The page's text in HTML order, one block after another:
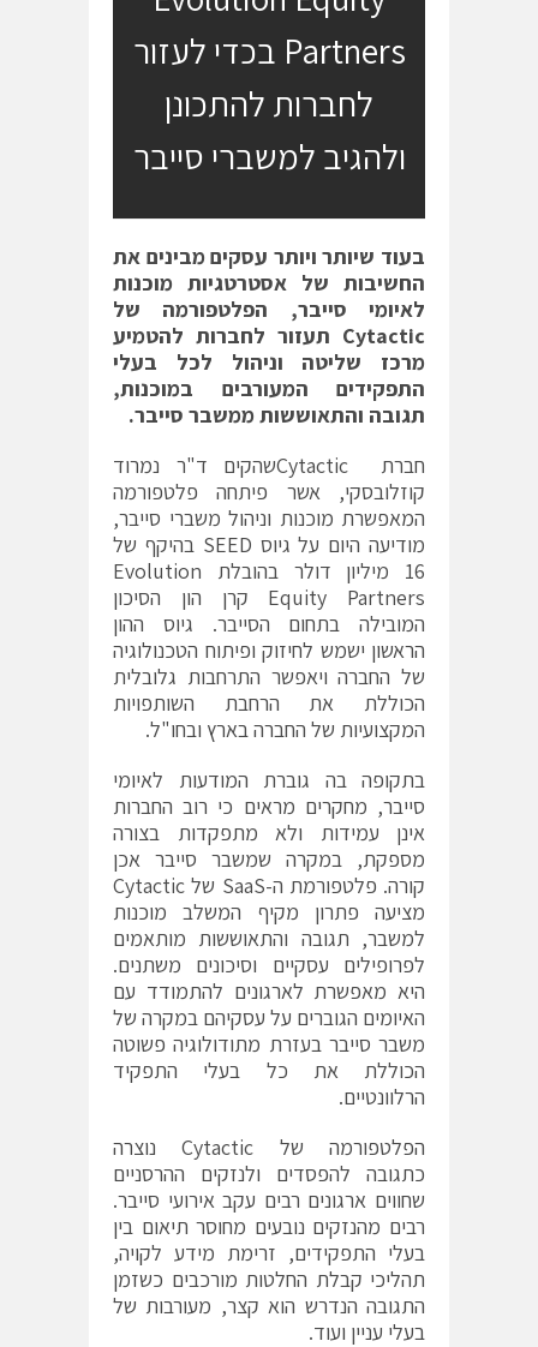
Partners בכדי לעזור
לחברות להתכונן
ולהגיב למשברי סייבר
בעוד שיותר ויותר עסקים מבינים את
החשיבות של אסטרטגיות מוכנות
לאיומי סייבר, הפלטפורמה של
Cytactic תעזור לחברות להטמיע
מרכז שליטה וניהול לכל בעלי
התפקידים המעורבים במוכנות,
תגובה והתאוששות ממשבר סייבר.
חברת Cytacticשהקים ד"ר נמרוד
קוזלובסקי, אשר פיתחה פלטפורמה
המאפשרת מוכנות וניהול משברי סייבר,
מודיעה היום על גיוס SEED בהיקף של
16 מיליון דולר בהובלת Evolution
Equity Partners קרן הון הסיכון
המובילה בתחום הסייבר. גיוס ההון
הראשון ישמש לחיזוק ופיתוח הטכנולוגיה
של החברה ויאפשר התרחבות גלובלית
הכוללת את הרחבת השותפויות
המקצועיות של החברה בארץ ובחו"ל.
בתקופה בה גוברת המודעות לאיומי
סייבר, מחקרים מראים כי רוב החברות
אינן עמידות ולא מתפקדות בצורה
מספקת, במקרה שמשבר סייבר אכן
קורה. פלטפורמת ה-SaaS של Cytactic
מציעה פתרון מקיף המשלב מוכנות
למשבר, תגובה והתאוששות מותאמים
לפרופילים עסקיים וסיכונים משתנים.
היא מאפשרת לארגונים להתמודד עם
האיומים הגוברים על עסקיהם במקרה של
משבר סייבר בעזרת מתודולוגיה פשוטה
הכוללת את כל בעלי התפקיד
הרלוונטיים.
הפלטפורמה של Cytactic נוצרה
כתגובה להפסדים ולנזקים ההרסניים
שחווים ארגונים רבים עקב אירועי סייבר.
רבים מהנזקים נובעים מחוסר תיאום בין
בעלי התפקידים, זרימת מידע לקויה,
תהליכי קבלת החלטות מורכבים כשזמן
התגובה הנדרש הוא קצר, מעורבות של
בעלי עניין ועוד.